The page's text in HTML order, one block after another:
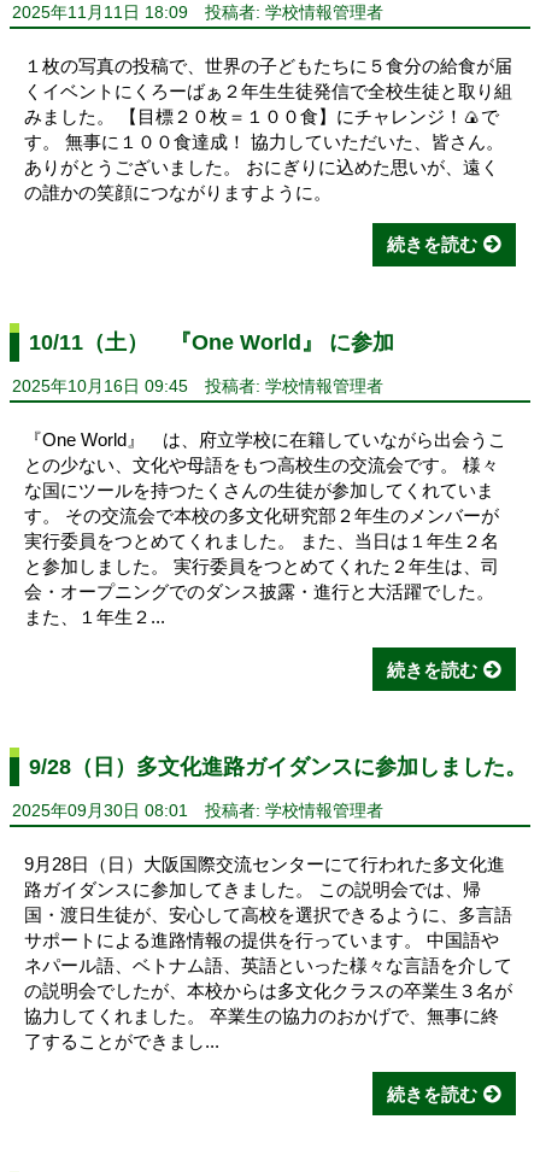
2025年11月11日 18:09 投稿者: 学校情報管理者
１枚の写真の投稿で、世界の子どもたちに５食分の給食が届
くイベントにくろーばぁ２年生生徒発信で全校生徒と取り組
みました。 【目標２０枚＝１００食】にチャレンジ！🍙で
す。 無事に１００食達成！ 協力していただいた、皆さん。
ありがとうございました。 おにぎりに込めた思いが、遠く
の誰かの笑顔につながりますように。
続きを読む
10/11（土） 『One World』 に参加
2025年10月16日 09:45 投稿者: 学校情報管理者
『One World』 は、府立学校に在籍していながら出会うこ
との少ない、文化や母語をもつ高校生の交流会です。 様々
な国にツールを持つたくさんの生徒が参加してくれていま
す。 その交流会で本校の多文化研究部２年生のメンバーが
実行委員をつとめてくれました。 また、当日は１年生２名
と参加しました。 実行委員をつとめてくれた２年生は、司
会・オープニングでのダンス披露・進行と大活躍でした。
また、１年生２...
続きを読む
9/28（日）多文化進路ガイダンスに参加しました。
2025年09月30日 08:01 投稿者: 学校情報管理者
9月28日（日）大阪国際交流センターにて行われた多文化進
路ガイダンスに参加してきました。 この説明会では、帰
国・渡日生徒が、安心して高校を選択できるように、多言語
サポートによる進路情報の提供を行っています。 中国語や
ネパール語、ベトナム語、英語といった様々な言語を介して
の説明会でしたが、本校からは多文化クラスの卒業生３名が
協力してくれました。 卒業生の協力のおかげで、無事に終
了することができまし...
続きを読む